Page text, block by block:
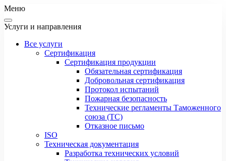
Меню
Услуги и направления
Все услуги
Сертификация
Сертификация продукции
Обязательная сертификация
Добровольная сертификация
Протокол испытаний
Пожарная безопасность
Технические регламенты Таможенного
союза (ТС)
Отказное письмо
ISO
Техническая документация
Разработка технических условий